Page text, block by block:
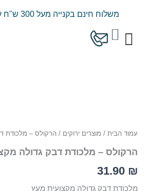
משלוח חינם בקנייה מעל 300 ש"ח עד 7 ימי עסקים!
עגלת
קניות
עמוד הבית / מוצרים ירוקים / הרקולס – מלכודת
הרקולס – מלכודת דבק גדולה
31.90 ₪
מלכודת דבק גדולה מקצועית מעץ
מעץ